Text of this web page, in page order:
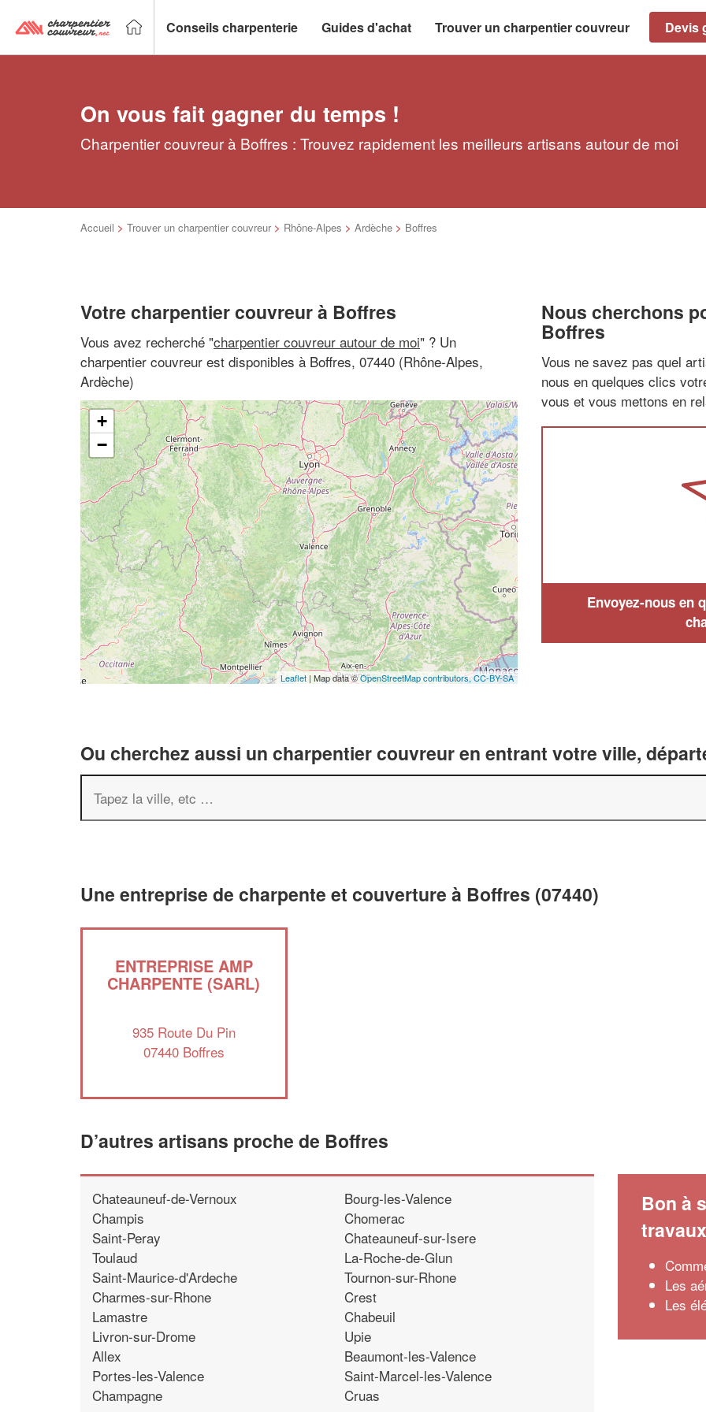
Conseils charpenterie Guides d'achat Trouver un charpentier couvreur Devis
On vous fait gagner du temps !
Charpentier couvreur à Boffres : Trouvez rapidement les meilleurs artisans autour de moi
Accueil > Trouver un charpentier couvreur > Rhône-Alpes > Ardèche > Boffres
Votre charpentier couvreur à Boffres
Vous avez recherché "charpentier couvreur autour de moi" ? Un
charpentier couvreur est disponibles à Boffres, 07440 (Rhône-Alpes,
Ardèche)
+
−
Leaflet| Map data ©OpenStreetMap contributors,CC-BY-SA
Nous cherchons
Boffres
Vous ne savez pas quel
nous en quelques clics
vous et vous mettons en
Envoyez-nous en
Ou cherchez aussi un charpentier couvreur en entrant votre ville,
Une entreprise de charpente et couverture à Boffres (07440)
ENTREPRISE AMP
CHARPENTE (SARL)
935 Route Du Pin
07440 Boffres
D’autres artisans proche de Boffres
Chateauneuf-de-Vernoux
Champis
Saint-Peray
Toulaud
Saint-Maurice-d'Ardeche
Charmes-sur-Rhone
Lamastre
Livron-sur-Drome
Allex
Portes-les-Valence
Champagne
Bourg-les-Valence
Chomerac
Chateauneuf-sur-Isere
La-Roche-de-Glun
Tournon-sur-Rhone
Crest
Chabeuil
Upie
Beaumont-les-Valence
Saint-Marcel-les-Valence
Cruas
Bon à
travaux
Les
Les